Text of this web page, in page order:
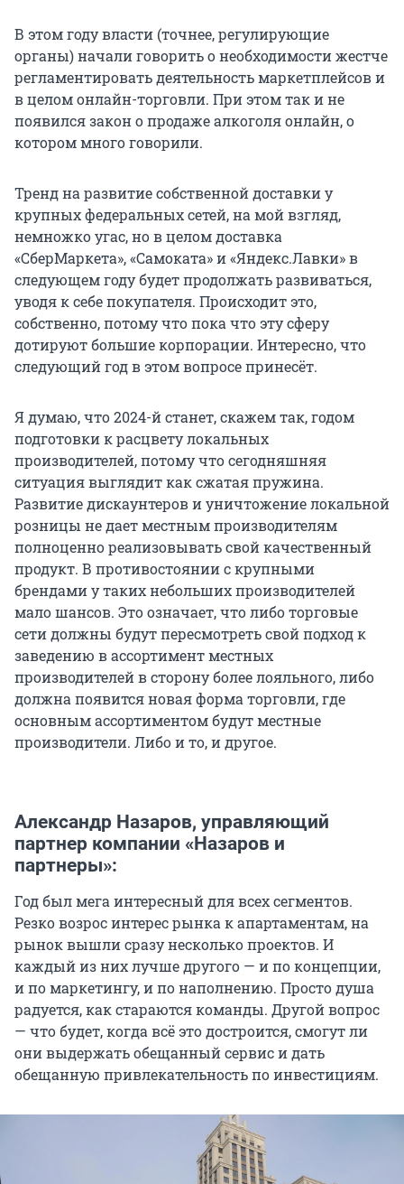
В этом году власти (точнее, регулирующие
органы) начали говорить о необходимости жестче
регламентировать деятельность маркетплейсов и
в целом онлайн-торговли. При этом так и не
появился закон о продаже алкоголя онлайн, о
котором много говорили.
Тренд на развитие собственной доставки у
крупных федеральных сетей, на мой взгляд,
немножко угас, но в целом доставка
«СберМаркета», «Самоката» и «Яндекс.Лавки» в
следующем году будет продолжать развиваться,
уводя к себе покупателя. Происходит это,
собственно, потому что пока что эту сферу
дотируют большие корпорации. Интересно, что
следующий год в этом вопросе принесёт.
Я думаю, что 2024-й станет, скажем так, годом
подготовки к расцвету локальных
производителей, потому что сегодняшняя
ситуация выглядит как сжатая пружина.
Развитие дискаунтеров и уничтожение локальной
розницы не дает местным производителям
полноценно реализовывать свой качественный
продукт. В противостоянии с крупными
брендами у таких небольших производителей
мало шансов. Это означает, что либо торговые
сети должны будут пересмотреть свой подход к
заведению в ассортимент местных
производителей в сторону более лояльного, либо
должна появится новая форма торговли, где
основным ассортиментом будут местные
производители. Либо и то, и другое.
Александр Назаров, управляющий
партнер компании «Назаров и
партнеры»:
Год был мега интересный для всех сегментов.
Резко возрос интерес рынка к апартаментам, на
рынок вышли сразу несколько проектов. И
каждый из них лучше другого — и по концепции,
и по маркетингу, и по наполнению. Просто душа
радуется, как стараются команды. Другой вопрос
— что будет, когда всё это достроится, смогут ли
они выдержать обещанный сервис и дать
обещанную привлекательность по инвестициям.